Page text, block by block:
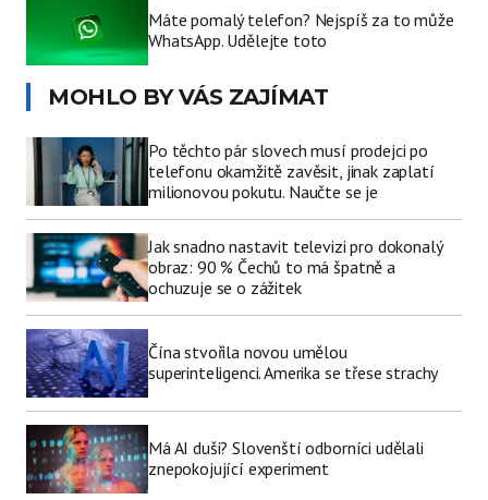
Máte pomalý telefon? Nejspíš za to může
WhatsApp. Udělejte toto
MOHLO BY VÁS ZAJÍMAT
Po těchto pár slovech musí prodejci po
telefonu okamžitě zavěsit, jinak zaplatí
milionovou pokutu. Naučte se je
Jak snadno nastavit televizi pro dokonalý
obraz: 90 % Čechů to má špatně a
ochuzuje se o zážitek
Čína stvořila novou umělou
superinteligenci. Amerika se třese strachy
Má AI duši? Slovenští odborníci udělali
znepokojující experiment